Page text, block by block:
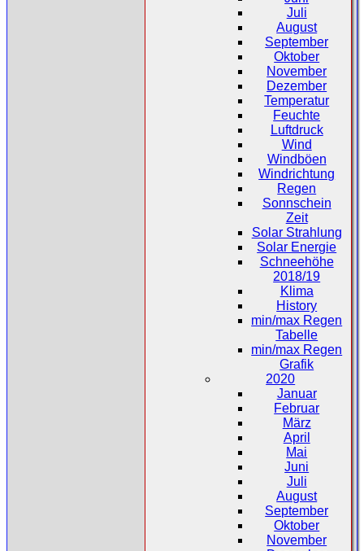
Juli
August
September
Oktober
November
Dezember
Temperatur
Feuchte
Luftdruck
Wind
Windböen
Windrichtung
Regen
Sonnschein
Zeit
Solar Strahlung
Solar Energie
Schneehöhe
2018/19
Klima
History
min/max Regen
Tabelle
min/max Regen
Grafik
2020
Januar
Februar
März
April
Mai
Juni
Juli
August
September
Oktober
November